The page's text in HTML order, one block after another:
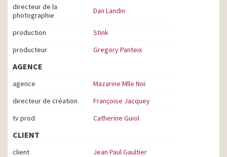
directeur de la
photographie
Dan Landin
production
Stink
producteur
Gregory Panteix
AGENCE
agence
Mazarine Mlle Noï
directeur de création
Françoise Jacquey
tv prod
Catherine Guiol
CLIENT
client Jean Paul Gaultier